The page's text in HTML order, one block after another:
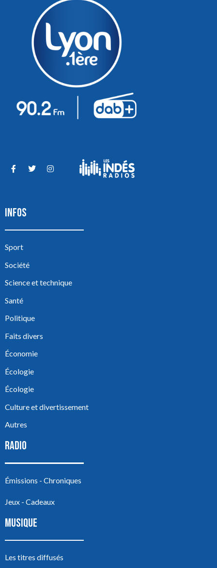
INFOS
Sport
Société
Science et technique
Santé
Politique
Faits divers
Économie
Écologie
Écologie
Culture et divertissement
Autres
RADIO
Émissions - Chroniques
Jeux - Cadeaux
MUSIQUE
Les titres diffusés